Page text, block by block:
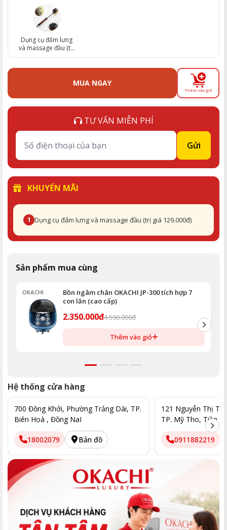
Dụng cụ đấm lưng
và massage đầu (trị
giá 129.000đ)
MUA NGAY
Thêm vào giỏ
TƯ VẤN MIỄN PHÍ
Gửi
KHUYẾN MÃI
1 Dụng cụ đấm lưng và massage đầu (trị giá 129.000đ)
Sản phẩm mua cùng
OKACHI
Bồn ngâm chân OKACHI JP-300 tích hợp 7
con lăn (cao cấp)
2.350.000đ4.500.000đ
Thêm vào giỏ
Hệ thống cửa hàng
700 Đồng Khởi, Phường Trảng Dài, TP.
Biên Hoà , Đồng NaI
18002079 Bản đồ
121 Nguyễn Thị
TP. Mỹ Tho, Tiền
0911882219